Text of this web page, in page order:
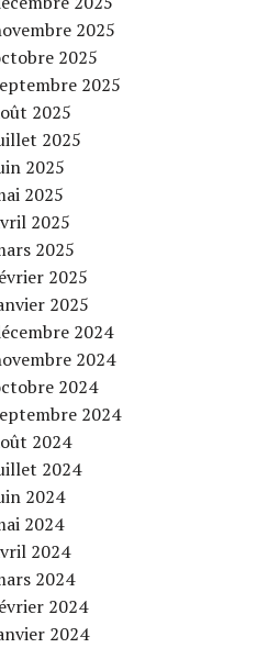
2025
2025
2025
2025
2025
2025
2025
2025
2025
2025
2025
2024
2024
2024
2024
2024
2024
2024
2024
2024
2024
2024
2024